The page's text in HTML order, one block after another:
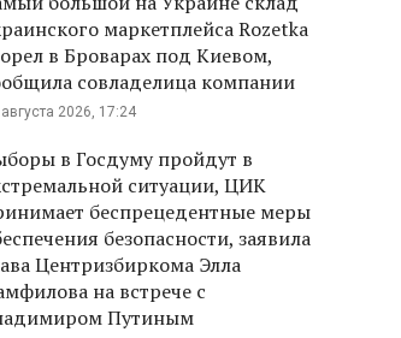
маркетплейса Rozetka
в Броварах под Киевом,
совладелица компании
2026, 17:24
в Госдуму пройдут в
ситуации, ЦИК
беспрецедентные меры
безопасности, заявила
Центризбиркома Элла
на встрече с
Путиным